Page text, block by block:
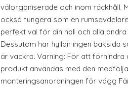
välorganiserade och inom räckhåll.
också fungera som en
perfekt val för din hall och alla
Dessutom har hyllan ingen baksida
är vackra. Varning: För att
produkt användas med den
monteringsanordningen för vägg